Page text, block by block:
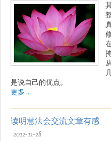
是说自己的优点。
更多 ...
读明慧法会交流文章有感
2012-11-28